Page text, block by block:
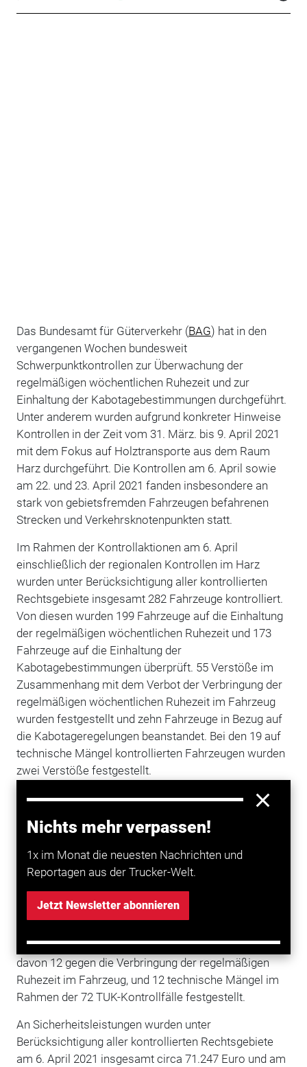
Nichts mehr verpassen!
1x im Monat die neuesten Nachrichten und
Reportagen aus der Trucker-Welt.
Jetzt Newsletter abonnieren
Das Bundesamt für Güterverkehr (BAG) hat in den
vergangenen Wochen bundesweit
Schwerpunktkontrollen zur Überwachung der
regelmäßigen wöchentlichen Ruhezeit und zur
Einhaltung der Kabotagebestimmungen durchgeführt.
Unter anderem wurden aufgrund konkreter Hinweise
Kontrollen in der Zeit vom 31. März. bis 9. April 2021
mit dem Fokus auf Holztransporte aus dem Raum
Harz durchgeführt. Die Kontrollen am 6. April sowie
am 22. und 23. April 2021 fanden insbesondere an
stark von gebietsfremden Fahrzeugen befahrenen
Strecken und Verkehrsknotenpunkten statt.
Im Rahmen der Kontrollaktionen am 6. April
einschließlich der regionalen Kontrollen im Harz
wurden unter Berücksichtigung aller kontrollierten
Rechtsgebiete insgesamt 282 Fahrzeuge kontrolliert.
Von diesen wurden 199 Fahrzeuge auf die Einhaltung
der regelmäßigen wöchentlichen Ruhezeit und 173
Fahrzeuge auf die Einhaltung der
Kabotagebestimmungen überprüft. 55 Verstöße im
Zusammenhang mit dem Verbot der Verbringung der
regelmäßigen wöchentlichen Ruhezeit im Fahrzeug
wurden festgestellt und zehn Fahrzeuge in Bezug auf
die Kabotageregelungen beanstandet. Bei den 19 auf
technische Mängel kontrollierten Fahrzeugen wurden
zwei Verstöße festgestellt.
BAG plant Fortführung der Kontrollaktionen
Am 22. und 23. April wurden unter Berücksichtigung
kontrolliert. Von diesen wurden 803 Fahrzeuge auf die
Einhaltung der Kabotagebestimmugen, 161 im
Fahrpersonalrecht und 72 von den TUK-Experten auf
technische Eignung geprüft. 27 Fahrzeuge wurden in
Ferner wurden 72 Verstöße im Fahrpersonalrecht,
davon 12 gegen die Verbringung der regelmäßigen
Ruhezeit im Fahrzeug, und 12 technische Mängel im
Rahmen der 72 TUK-Kontrollfälle festgestellt.
An Sicherheitsleistungen wurden unter
Berücksichtigung aller kontrollierten Rechtsgebiete
am 6. April 2021 insgesamt circa 71.247 Euro und am